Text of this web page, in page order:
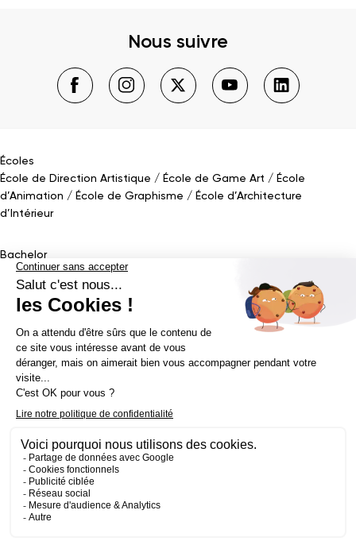
Nous suivre
Écoles
École de Direction Artistique
École de Game Art
École
d’Animation
École de Graphisme
École d’Architecture
d’Intérieur
Bachelor
Bachelor Design Graphique
Bachelor Conception UI (en alternance)
Bachelor Cinéma
d’Animation 2D/3D
Bachelor Game
Interactive Design
Mastère
Mastères en Direction Artistique
&
(en alternance)
Mastère Webdesigner (en alternance)
Établissement d’enseignement supérieur privé - ECV 2019 ©
Mentions légales
Politique de confidentialité